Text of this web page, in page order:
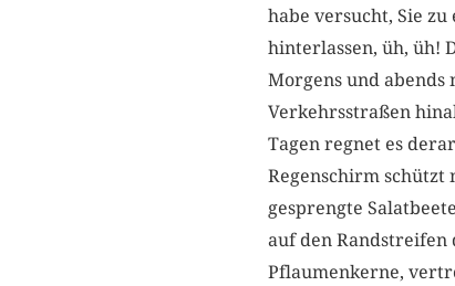
habe versucht, Sie
hinterlassen, üh, üh!
Morgens und abends
Verkehrsstraßen
Tagen regnet es
Regenschirm schützt
gesprengte
auf den Randstreifen
Pflaumenkerne,